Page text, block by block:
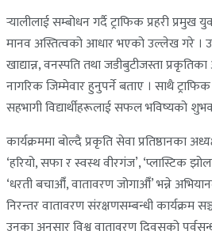
र्‍यालीलाई सम्बोधन गर्दै ट्राफिक प्रहरी
मानव अस्तित्वको आधार भएको उल्लेख गरे ।
खाद्यान्न, वनस्पति तथा जडीबुटीजस्ता
नागरिक जिम्मेवार हुनुपर्ने बताए । साथै
सहभागी विद्यार्थीहरूलाई सफल भविष्यको
कार्यक्रममा बोल्दै प्रकृति सेवा प्रतिष्ठानका
‘हरियो, सफा र स्वस्थ वीरगंज’, ‘प्लास्टिक
‘धरती बचाऔँ, वातावरण जोगाऔँ’ भन्ने
निरन्तर वातावरण संरक्षणसम्बन्धी कार्यक्रम